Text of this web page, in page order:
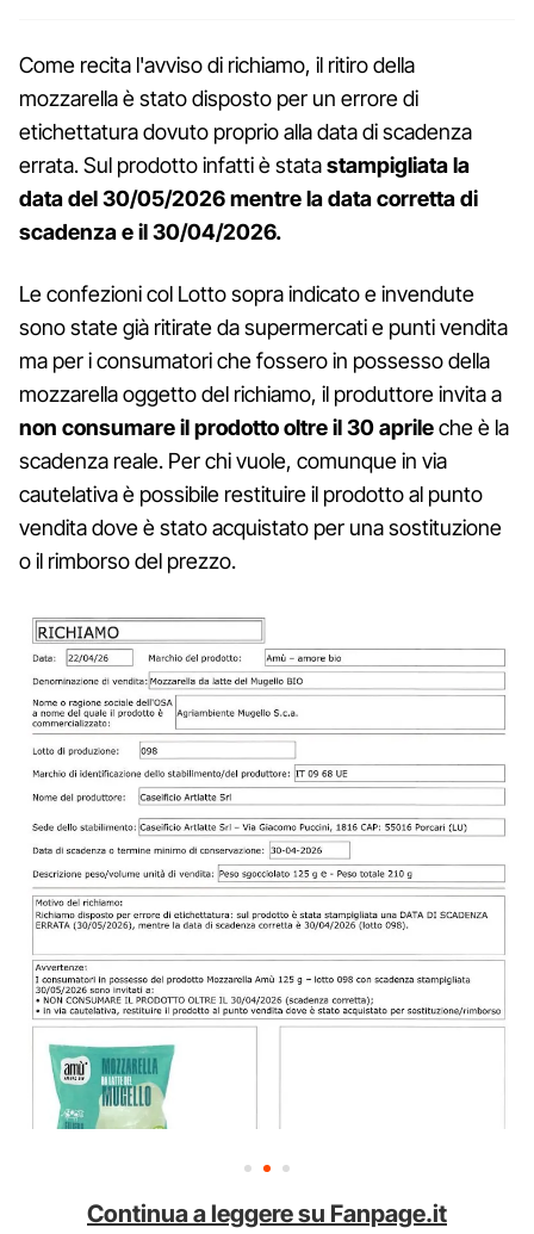
Come recita l'avviso di richiamo, il ritiro della
mozzarella è stato disposto per un errore di
etichettatura dovuto proprio alla data di scadenza
errata. Sul prodotto infatti è statastampigliata la
data del 30/05/2026 mentre la data corretta di
scadenza e il 30/04/2026.
Le confezioni col Lotto sopra indicato e invendute
sono state già ritirate da supermercati e punti vendita
ma per i consumatori che fossero in possesso della
mozzarella oggetto del richiamo, il produttore invita a
non consumare il prodotto oltre il 30 aprileche è la
scadenza reale. Per chi vuole, comunque in via
cautelativa è possibile restituire il prodotto al punto
vendita dove è stato acquistato per una sostituzione
o il rimborso del prezzo.
Continua a leggere su Fanpage.it